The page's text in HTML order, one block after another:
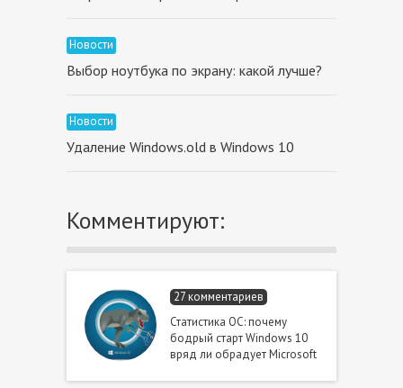
Новости
Выбор ноутбука по экрану: какой лучше?
Новости
Удаление Windows.old в Windows 10
Комментируют:
27 комментариев
Статистика ОС: почему
бодрый старт Windows 10
вряд ли обрадует Microsoft